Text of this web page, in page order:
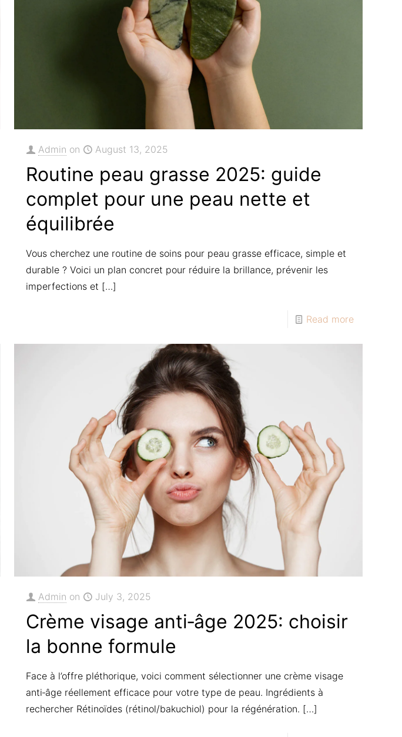
Admin on August 13, 2025
Routine peau grasse 2025: guide
complet pour une peau nette et
équilibrée
Vous cherchez une routine de soins pour peau grasse efficace, simple et
durable ? Voici un plan concret pour réduire la brillance, prévenir les
imperfections et […]
Read more
Admin on July 3, 2025
Crème visage anti‑âge 2025: choisir
la bonne formule
Face à l’offre pléthorique, voici comment sélectionner une crème visage
anti‑âge réellement efficace pour votre type de peau. Ingrédients à
rechercher Rétinoïdes (rétinol/bakuchiol) pour la régénération. […]
Mon Compte
Téléchargements
Détails du Compte
Mot de passe perdu
Déconnexion